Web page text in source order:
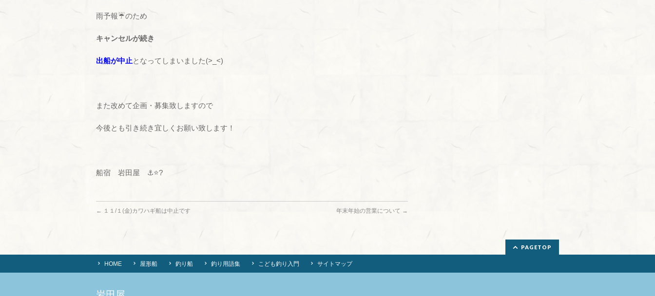
雨予報☔のため
キャンセルが続き
出船が中止となってしまいました(>_<)
また改めて企画・募集致しますので
今後とも引き続き宜しくお願い致します！
船宿 岩田屋 ⚓⭐?
← １１/１(金)カワハギ船は中止です 年末年始の営業について →
PAGETOP
HOME 屋形船 釣り船 釣り用語集 こども釣り入門 サイトマップ